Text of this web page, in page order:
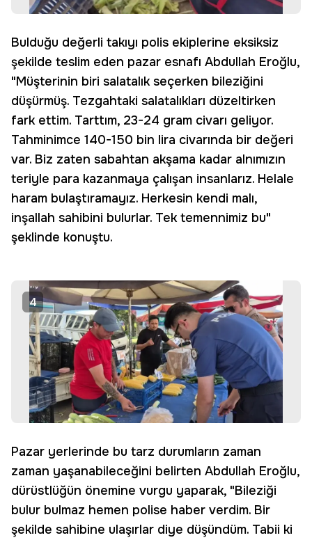
Bulduğu değerli takıyı polis ekiplerine eksiksiz
şekilde teslim eden pazar esnafı Abdullah Eroğlu,
"Müşterinin biri salatalık seçerken bileziğini
düşürmüş. Tezgahtaki salatalıkları düzeltirken
fark ettim. Tarttım, 23-24 gram civarı geliyor.
Tahminimce 140-150 bin lira civarında bir değeri
var. Biz zaten sabahtan akşama kadar alnımızın
teriyle para kazanmaya çalışan insanlarız. Helale
haram bulaştıramayız. Herkesin kendi malı,
inşallah sahibini bulurlar. Tek temennimiz bu"
şeklinde konuştu.
4
Pazar yerlerinde bu tarz durumların zaman
zaman yaşanabileceğini belirten Abdullah Eroğlu,
dürüstlüğün önemine vurgu yaparak, "Bileziği
bulur bulmaz hemen polise haber verdim. Bir
şekilde sahibine ulaşırlar diye düşündüm. Tabii ki